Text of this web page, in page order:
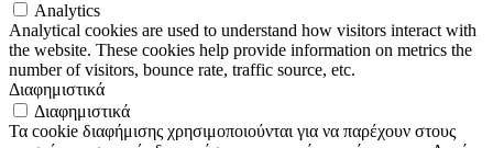
Analytics
Analytical cookies are used to understand how visitors interact with
the website. These cookies help provide information on metrics the
number of visitors, bounce rate, traffic source, etc.
Διαφημιστικά
Διαφημιστικά
Τα cookie διαφήμισης χρησιμοποιούνται για να παρέχουν στους